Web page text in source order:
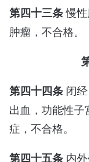
第四十三条慢
肿瘤，不合格。
第四十四条 闭
出血，功能性子
症，不合格。
第四十五条 内